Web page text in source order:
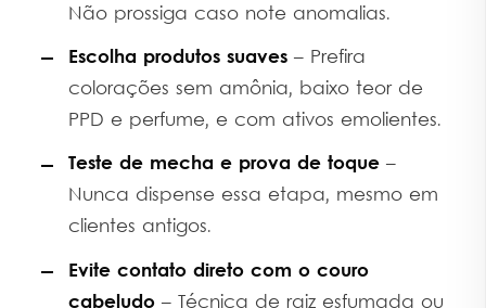
Não prossiga caso note anomalias.
Escolha produtos suaves – Prefira
colorações sem amônia, baixo teor de
PPD e perfume, e com ativos emolientes.
Teste de mecha e prova de toque –
Nunca dispense essa etapa, mesmo em
clientes antigos.
Evite contato direto com o couro